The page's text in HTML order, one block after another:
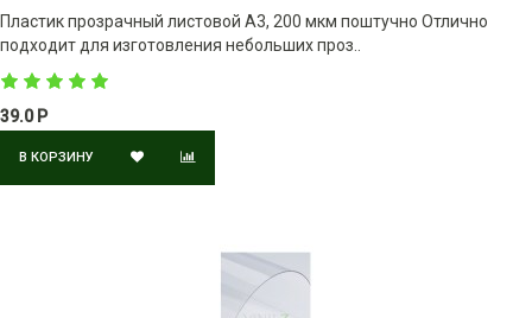
Пластик прозрачный листовой А3, 200 мкм поштучно Отлично
подходит для изготовления небольших проз..
39.0 Р
В КОРЗИНУ